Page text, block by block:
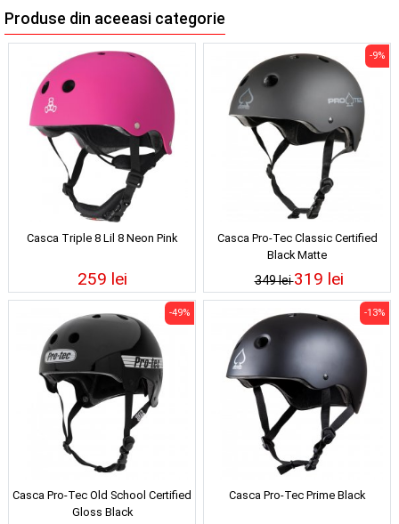
Produse din aceeasi categorie
Casca Triple 8 Lil 8 Neon Pink
259 lei
Casca Pro-Tec Classic Certified
Black Matte
349 lei
-9%
319 lei
Casca Pro-Tec Old School Certified
Gloss Black
-49%
Casca Pro-Tec Prime Black
-13%